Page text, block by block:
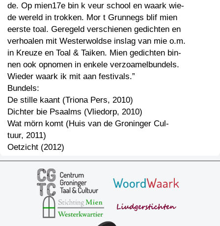
de. Op mien17e bin k veur school en waark wie-
de wereld in trokken. Mor t Grunnegs blif mien
eerste toal. Geregeld verschienen gedichten en
verhoalen mit Westerwoldse inslag van mie o.m.
in Kreuze en Toal & Taiken. Mien gedichten bin-
nen ook opnomen in enkele verzoamelbundels.
Wieder waark ik mit aan festivals.”
Bundels:
De stille kaant (Triona Pers, 2010)
Dichter bie Psaalms (Vliedorp, 2010)
Wat mörn komt (Huis van de Groninger Cul-
tuur, 2011)
Oetzicht (2012)